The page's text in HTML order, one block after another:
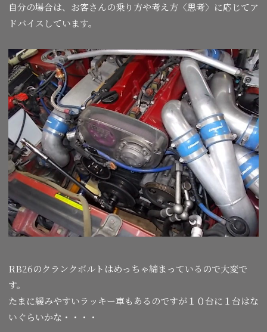
自分の場合は、お客さんの乗り方や考え方〈思考〉に応じてア
ドバイスしています。
RB26のクランクボルトはめっちゃ締まっているので大変で
す。
たまに緩みやすいラッキー車もあるのですが１０台に１台はな
いぐらいかな・・・・